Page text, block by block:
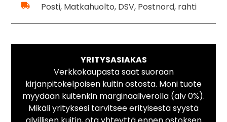
Posti, Matkahuolto, DSV, Postnord, rahti
YRITYSASIAKAS
Verkkokaupasta saat suoraan
kirjanpitokelpoisen kuitin ostosta. Moni tuote
myydään kuitenkin marginaaliverolla (alv 0%).
Mikäli yrityksesi tarvitsee erityisestä syystä